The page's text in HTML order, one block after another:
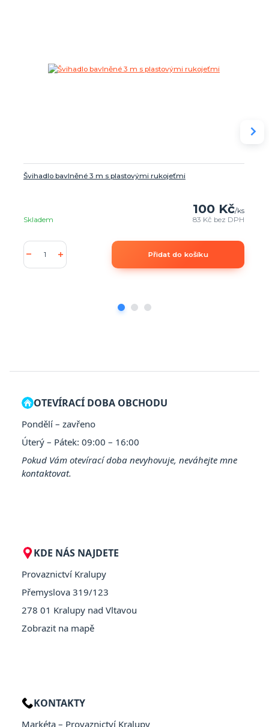
Švihadlo bavlněné 3 m s plastovými rukojeťmi
100 Kč/ks
83 Kč bez DPH
Skladem
Přidat do košíku
OTEVÍRACÍ DOBA OBCHODU
Pondělí – zavřeno
Úterý – Pátek: 09:00 – 16:00
Pokud Vám otevírací doba nevyhovuje, neváhejte mne
kontaktovat.
KDE NÁS NAJDETE
Provaznictví Kralupy
Přemyslova 319/123
278 01 Kralupy nad Vltavou
Zobrazit na mapě
KONTAKTY
Markéta – Provaznictví Kralupy